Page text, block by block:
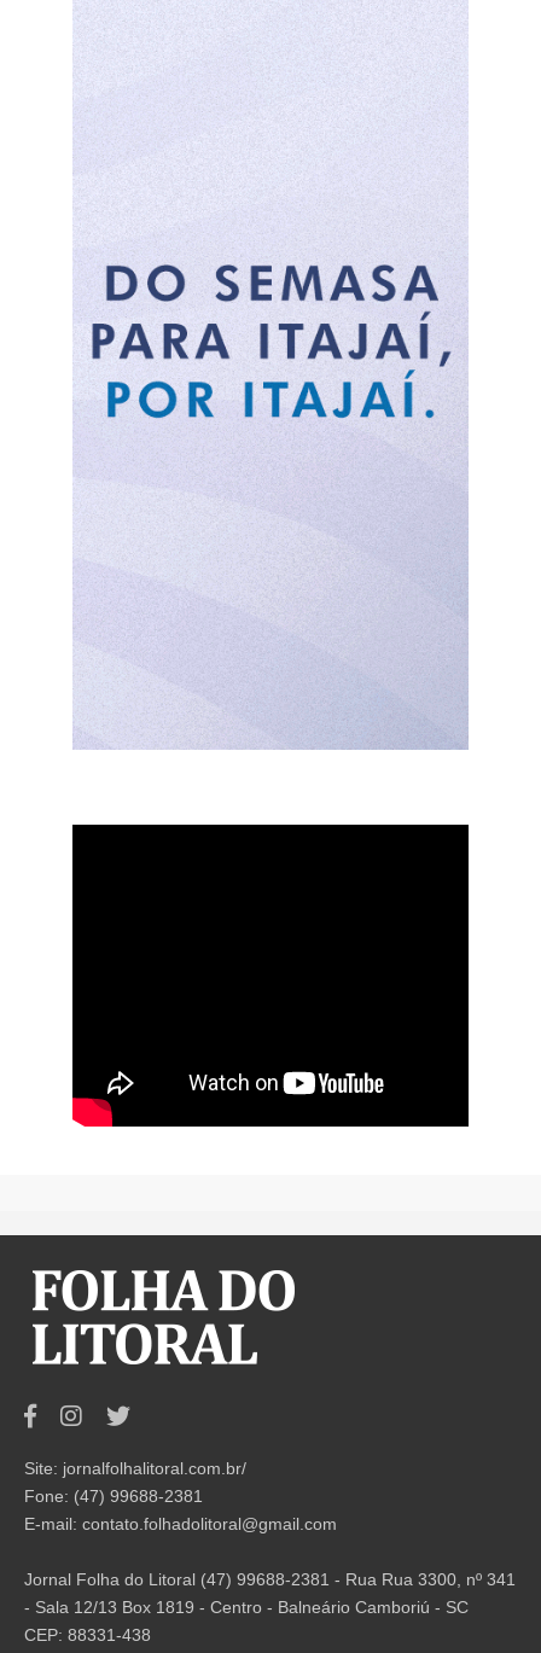
Site: jornalfolhalitoral.com.br/
Fone: (47) 99688-2381
E-mail: contato.folhadolitoral@gmail.com
Jornal Folha do Litoral (47) 99688-2381 - Rua Rua 3300, nº 341
- Sala 12/13 Box 1819 - Centro - Balneário Camboriú - SC
CEP: 88331-438